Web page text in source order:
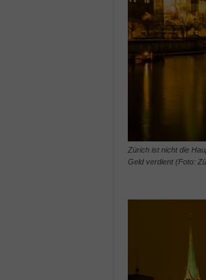
Zürich ist nicht die
Geld verdient (Foto: